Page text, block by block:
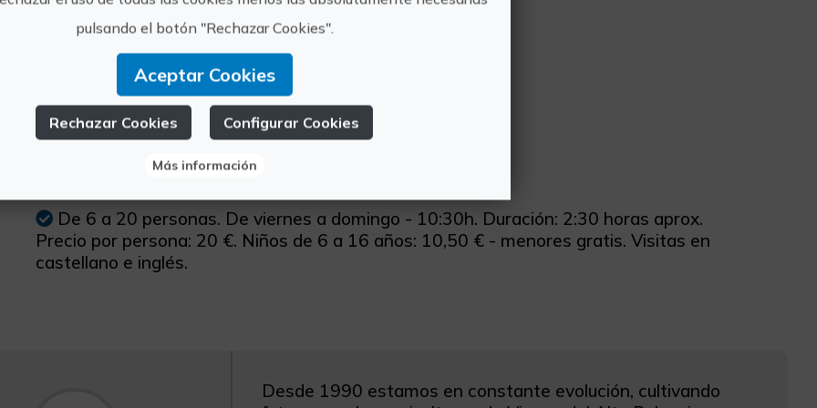
información
10:30h - 13:00h
De 6 a 20 personas. De viernes a domingo - 10:30h. Duración: 2:30 horas aprox.
Precio por persona: 20 €. Niños de 6 a 16 años: 10,50 € - menores gratis. Visitas en
castellano e inglés.
Desde 1990 estamos en constante evolución, cultivando
pulsando el botón "Rechazar Cookies".
Aceptar Cookies
Rechazar Cookies Configurar Cookies
Más información